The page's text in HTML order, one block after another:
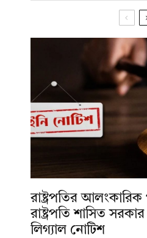
রাষ্ট্রপতির
রাষ্ট্রপতি শাসিত সরকার
লিগ্যাল নোটিশ